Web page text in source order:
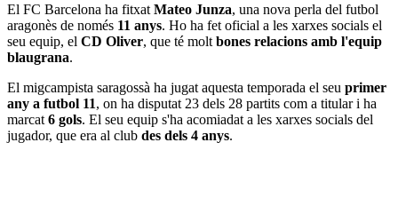
El FC Barcelona ha fitxat Mateo Junza, una nova perla del futbol
aragonès de només 11 anys. Ho ha fet oficial a les xarxes socials el
seu equip, el CD Oliver, que té molt bones relacions amb l'equip
blaugrana.
El migcampista saragossà ha jugat aquesta temporada el seu primer
any a futbol 11, on ha disputat 23 dels 28 partits com a titular i ha
marcat 6 gols. El seu equip s'ha acomiadat a les xarxes socials del
jugador, que era al club des dels 4 anys.